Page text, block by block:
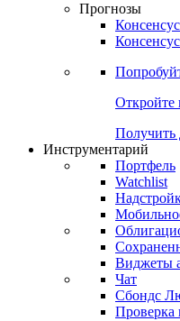
Прогнозы
Откройте
Получить
Инструментарий
Портфель
Watchlist
Виджеты
Чат
Сбондс
Проверка